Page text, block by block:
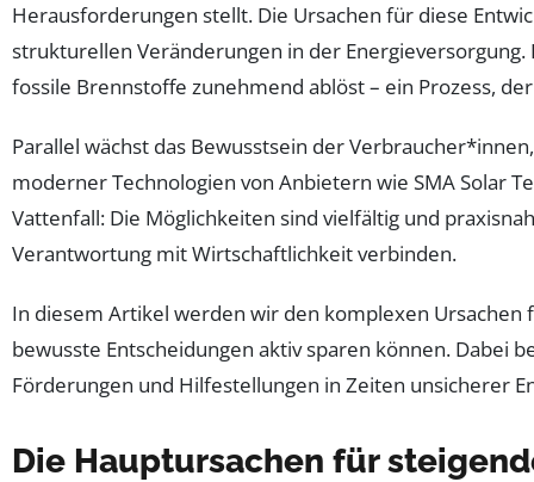
Herausforderungen stellt. Die Ursachen für diese
strukturellen Veränderungen in der
fossile Brennstoffe zunehmend ablöst – ein Prozess,
Parallel wächst das Bewusstsein der
moderner Technologien von Anbietern wie SMA Solar
Vattenfall: Die Möglichkeiten sind vielfältig und
Verantwortung mit Wirtschaftlichkeit verbinden.
In diesem Artikel werden wir den komplexen Ursachen
bewusste Entscheidungen aktiv sparen können. Dabei
Förderungen und Hilfestellungen in Zeiten unsicherer
Die Hauptursachen für